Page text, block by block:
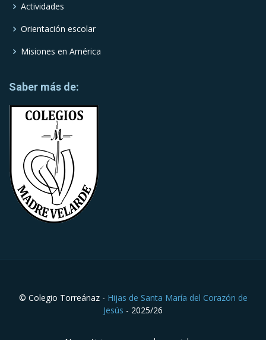
Actividades
Orientación escolar
Misiones en América
Saber más de:
© Colegio Torreánaz - Hijas de Santa María del Corazón de
Jesús - 2025/26